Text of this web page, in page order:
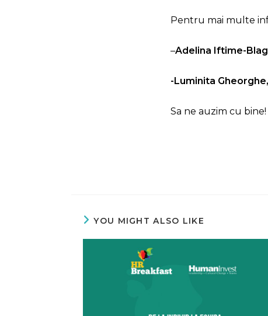
Pentru mai multe
–Adelina Iftime-
-Luminita Gheorghe,
Sa ne auzim cu bine!
YOU MIGHT ALSO LIKE